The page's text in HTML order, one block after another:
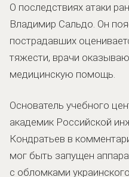
О последствиях атаки
Владимир Сальдо. Он
пострадавших
тяжести, врачи
медицинскую помощь.
Основатель учебного
академик Российской
Кондратьев в
мог быть запущен
с обломками